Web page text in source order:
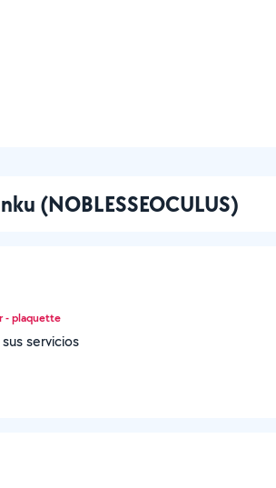
(NOBLESSEOCULUS)
- plaquette
servicios